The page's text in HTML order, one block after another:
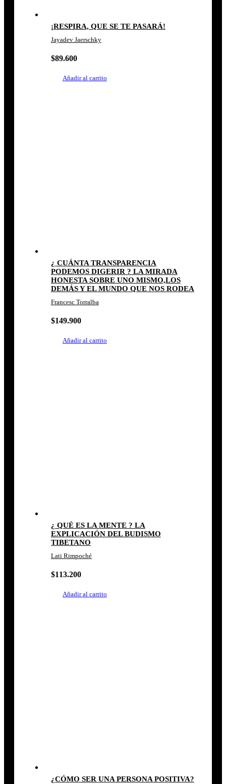
¡RESPIRA, QUE SE TE PASARÁ!
Jayadev Jaerschky
$89.600
Añadir al carrito
¿ CUÁNTA TRANSPARENCIA
PODEMOS DIGERIR ? LA MIRADA
HONESTA SOBRE UNO MISMO,LOS
DEMÁS Y EL MUNDO QUE NOS RODEA
Francesc Torralba
$149.900
Añadir al carrito
¿ QUÉ ES LA MENTE ? LA
EXPLICACIÓN DEL BUDISMO
TIBETANO
Lati Rimpoché
$113.200
Añadir al carrito
¿CÓMO SER UNA PERSONA POSITIVA?